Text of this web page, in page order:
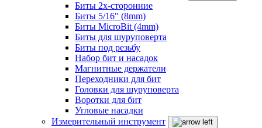
Биты 2х-сторонние
Биты 5/16" (8mm)
Биты MicroBit (4mm)
Биты для шуруповерта
Биты под резьбу
Набор бит и насадок
Магнитные держатели
Переходники для бит
Головки для шуруповерта
Воротки для бит
Угловые насадки
Измерительный инструмент